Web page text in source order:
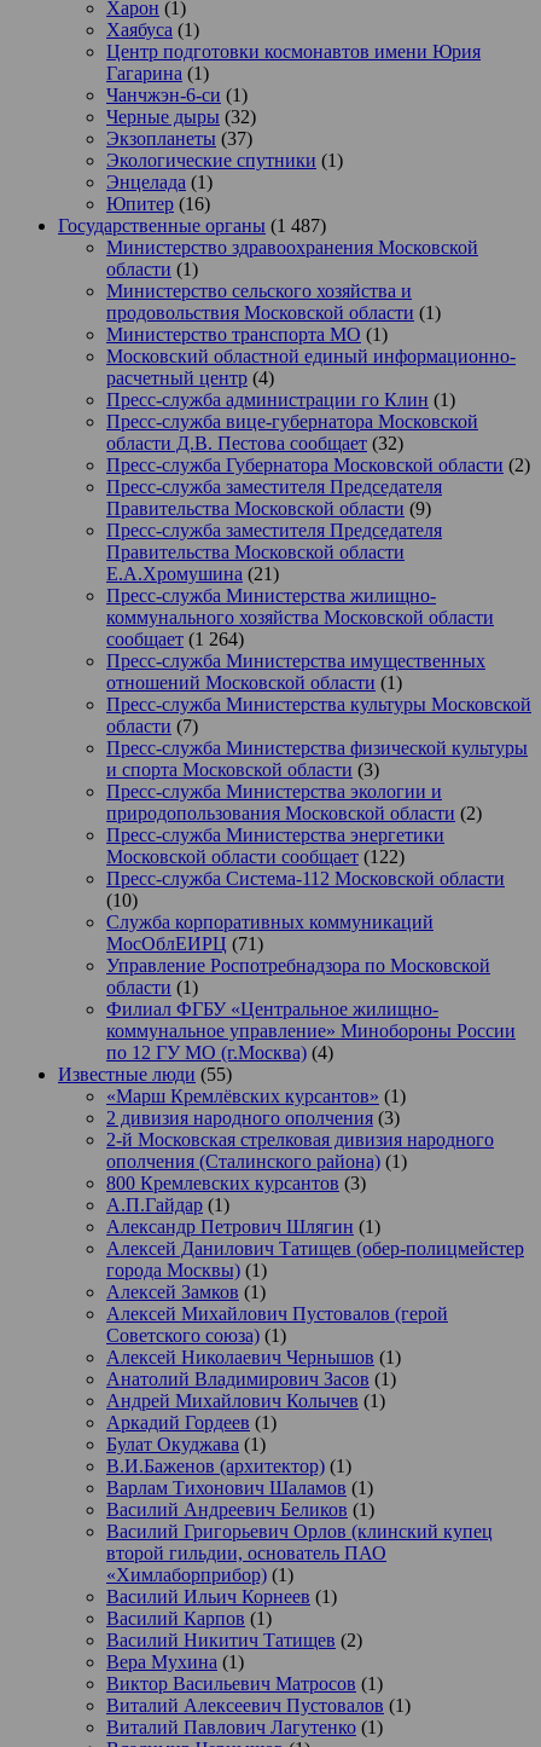
Харон (1)
Хаябуса (1)
Центр подготовки космонавтов имени Юрия
Гагарина (1)
Чанчжэн-6-си (1)
Черные дыры (32)
Экзопланеты (37)
Экологические спутники (1)
Энцелада (1)
Юпитер (16)
Государственные органы (1 487)
Министерство здравоохранения Московской
области (1)
Министерство сельского хозяйства и
продовольствия Московской области (1)
Министерство транспорта МО (1)
Московский областной единый информационно-
расчетный центр (4)
Пресс-служба администрации го Клин (1)
Пресс-служба вице-губернатора Московской
области Д.В. Пестова сообщает (32)
Пресс-служба Губернатора Московской области (2)
Пресс-служба заместителя Председателя
Правительства Московской области (9)
Пресс-служба заместителя Председателя
Правительства Московской области
Е.А.Хромушина (21)
Пресс-служба Министерства жилищно-
коммунального хозяйства Московской области
сообщает (1 264)
Пресс-служба Министерства имущественных
отношений Московской области (1)
Пресс-служба Министерства культуры Московской
области (7)
Пресс-служба Министерства физической культуры
и спорта Московской области (3)
Пресс-служба Министерства экологии и
природопользования Московской области (2)
Пресс-служба Министерства энергетики
Московской области сообщает (122)
Пресс-служба Система-112 Московской области
(10)
Служба корпоративных коммуникаций
МосОблЕИРЦ (71)
Управление Роспотребнадзора по Московской
области (1)
Филиал ФГБУ «Центральное жилищно-
коммунальное управление» Минобороны России
по 12 ГУ МО (г.Москва) (4)
Известные люди (55)
«Марш Кремлёвских курсантов» (1)
2 дивизия народного ополчения (3)
2-й Московская стрелковая дивизия народного
ополчения (Сталинского района) (1)
800 Кремлевских курсантов (3)
А.П.Гайдар (1)
Александр Петрович Шлягин (1)
Алексей Данилович Татищев (обер-полицмейстер
города Москвы) (1)
Алексей Замков (1)
Алексей Михайлович Пустовалов (герой
Советского союза) (1)
Алексей Николаевич Чернышов (1)
Анатолий Владимирович Засов (1)
Андрей Михайлович Колычев (1)
Аркадий Гордеев (1)
Булат Окуджава (1)
В.И.Баженов (архитектор) (1)
Варлам Тихонович Шаламов (1)
Василий Андреевич Беликов (1)
Василий Григорьевич Орлов (клинский купец
второй гильдии, основатель ПАО
«Химлаборприбор) (1)
Василий Ильич Корнеев (1)
Василий Карпов (1)
Василий Никитич Татищев (2)
Вера Мухина (1)
Виктор Васильевич Матросов (1)
Виталий Алексеевич Пустовалов (1)
Виталий Павлович Лагутенко (1)